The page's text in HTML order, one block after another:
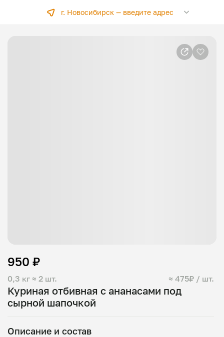
г. Новосибирск —введите адрес
Куриная отбивная с ананасами под
сырной шапочкой
0,3 кг ≈ 2 шт. ≈ 475₽ / шт.
950 ₽
Описание и состав